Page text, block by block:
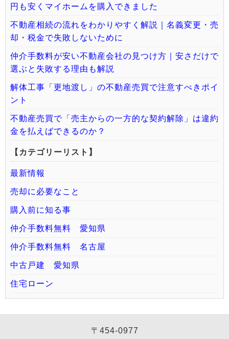
円も安くマイホームを購入できました
不動産相続の流れをわかりやすく解説｜名義変更・売
却・税金で失敗しないために
仲介手数料が安い不動産会社の見つけ方｜安さだけで
選ぶと失敗する理由も解説
解体工事「更地渡し」の不動産売買で注意すべきポイ
ント
不動産売買で「売主からの一方的な契約解除」は違約
金を払えばできるのか？
【カテゴリーリスト】
最新情報
売却に必要なこと
購入前に知る事
仲介手数料無料 愛知県
仲介手数料無料 名古屋
中古戸建 愛知県
住宅ローン
〒454-0977